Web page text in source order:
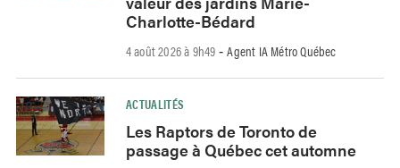
Charlotte-Bédard
4 août 2026 à 9h49 -Agent IA Métro Québec
ACTUALITÉS
Les Raptors de Toronto de
passage à Québec cet automne